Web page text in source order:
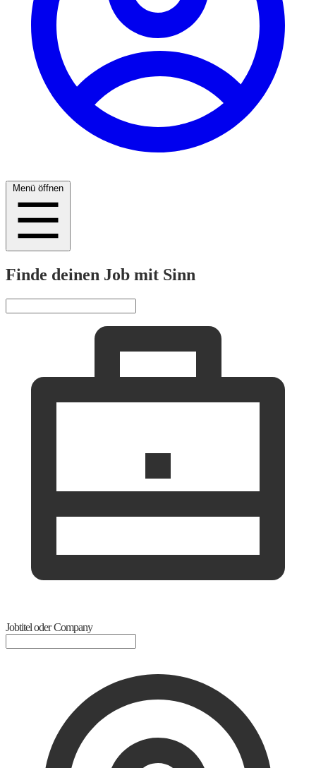
Menü öffnen
Finde deinen Job mit Sinn
Jobtitel oder Company